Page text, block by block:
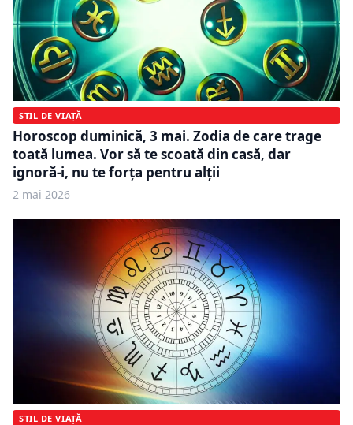
STIL DE VIAȚĂ
Horoscop duminică, 3 mai. Zodia de care trage
toată lumea. Vor să te scoată din casă, dar
ignoră-i, nu te forța pentru alții
2 mai 2026
STIL DE VIAȚĂ